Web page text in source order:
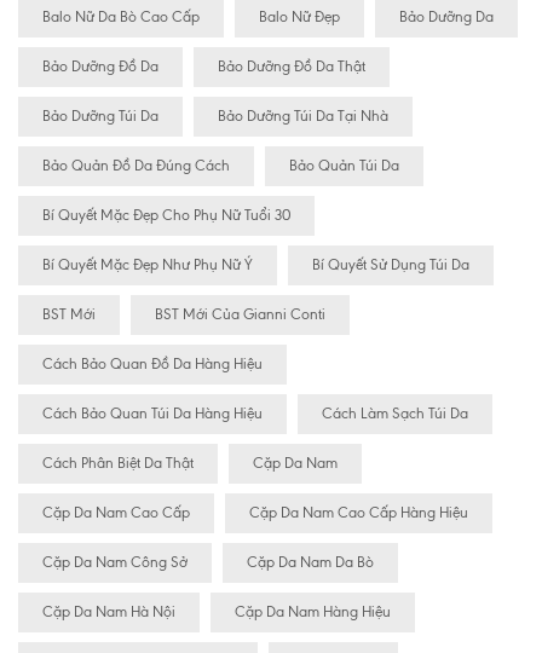
Balo Nữ Da Bò Cao Cấp Balo Nữ Đẹp Bảo Dưỡng Da
Bảo Dưỡng Đồ Da Bảo Dưỡng Đồ Da Thật
Bảo Dưỡng Túi Da Bảo Dưỡng Túi Da Tại Nhà
Bảo Quản Đồ Da Đúng Cách Bảo Quản Túi Da
Bí Quyết Mặc Đẹp Cho Phụ Nữ Tuổi 30
Bí Quyết Mặc Đẹp Như Phụ Nữ Ý Bí Quyết Sử Dụng Túi Da
BST Mới BST Mới Của Gianni Conti
Cách Bảo Quan Đồ Da Hàng Hiệu
Cách Bảo Quan Túi Da Hàng Hiệu Cách Làm Sạch Túi Da
Cách Phân Biệt Da Thật Cặp Da Nam
Cặp Da Nam Cao Cấp Cặp Da Nam Cao Cấp Hàng Hiệu
Cặp Da Nam Công Sở Cặp Da Nam Da Bò
Cặp Da Nam Hà Nội Cặp Da Nam Hàng Hiệu